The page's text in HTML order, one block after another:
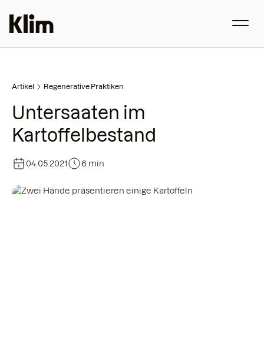
Artikel Regenerative Praktiken
Untersaaten im
Kartoffelbestand
04.05.2021 6 min